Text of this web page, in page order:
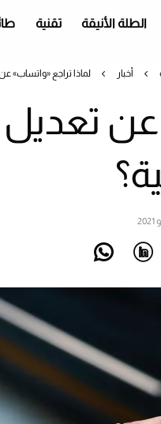
الطلة الأنيقة تقنية
أخبار لماذا تراجع «واتساب»
عن